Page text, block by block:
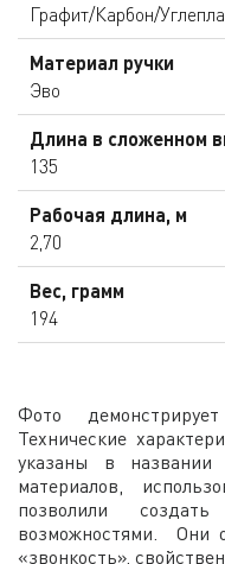
Графит/Карбон/
Материал ручки
Эво
Длина в сложенном
135
Рабочая длина, м
2,70
Вес, грамм
194
Фото
Технические
указаны в названии
материалов,
позволили
возможностями. Они
«звонкость»,